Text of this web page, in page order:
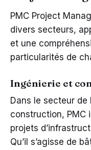
PMC Project
divers secteurs,
et une
particularités de
Ingénierie et
Dans le secteur de
construction, PMC
projets
Qu’il s’agisse de